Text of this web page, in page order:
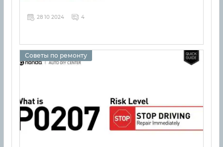
28 10 2024 4
Советы по ремонту